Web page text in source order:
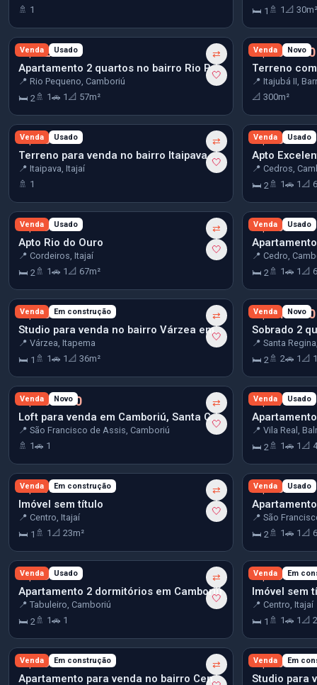
🚿 1
🛏 1 🚿 1 📐 30m²
Venda Usado
⇄
🤍
R$ 329.900
Apartamento 2 quartos no bairro Rio Pequeno em Camboriú
📍 Rio Pequeno, Camboriú
🛏 2🚿 1🚗 1 📐 57m²
Venda Novo
R$ 350.000
📍 Itajubá II,
📐 300m²
Venda Usado
⇄
🤍
R$ 380.000
Terreno para venda no bairro Itaipava em Itajaí
📍 Itaipava, Itajaí
🚿 1
Venda Usado
R$ 385.000
📍 Cedros,
🛏 2🚿 1🚗 1 📐
Venda Usado
⇄
🤍
R$ 390.000
Apto Rio do Ouro
📍 Cordeiros, Itajaí
🛏 2🚿 1🚗 1 📐 67m²
Venda Usado
R$ 400.000
📍 Cedro,
🛏 2🚿 1🚗 1 📐
Venda Em construção
⇄
🤍
R$ 430.000
Studio para venda no bairro Várzea em Itapema
📍 Várzea, Itapema
🛏 1 🚿 1🚗 1 📐 36m²
Venda Novo
R$ 440.000
📍 Santa
🛏 2🚿 2🚗 1 📐
Venda Novo
⇄
🤍
R$ 450.000
Loft para venda em Camboriú, Santa Catarina
📍 São Francisco de Assis, Camboriú
🚿 1🚗 1
Venda Usado
R$ 470.000
📍 Vila Real,
🛏 2🚿 1🚗 1 📐
Venda Em construção
⇄
🤍
R$ 470.660
Imóvel sem título
📍 Centro, Itajaí
🛏 1 🚿 1 📐 23m²
Venda Usado
R$ 485.000
📍 São
🛏 2🚿 1🚗 1 📐
Venda Usado
⇄
🤍
R$ 490.000
Apartamento 2 dormitórios em Camboriú
📍 Tabuleiro, Camboriú
🛏 2🚿 1🚗 1
Venda Em
R$ 495.153
Imóvel sem
📍 Centro, Itajaí
🛏 1 🚿 1🚗 1 📐
Venda Em construção
⇄
R$ 496.962
Apartamento para venda no bairro Centro em Itajaí
Venda Em
R$ 500.000